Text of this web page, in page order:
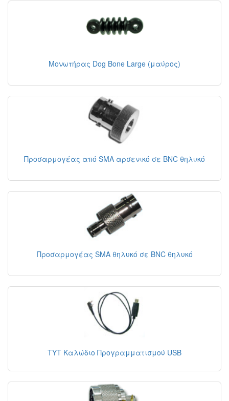
Μονωτήρας Dog Bone Large (μαύρος)
Προσαρμογέας από SMA αρσενικό σε BNC θηλυκό
Προσαρμογέας SMA θηλυκό σε BNC θηλυκό
TYT Καλώδιο Προγραμματισμού USB